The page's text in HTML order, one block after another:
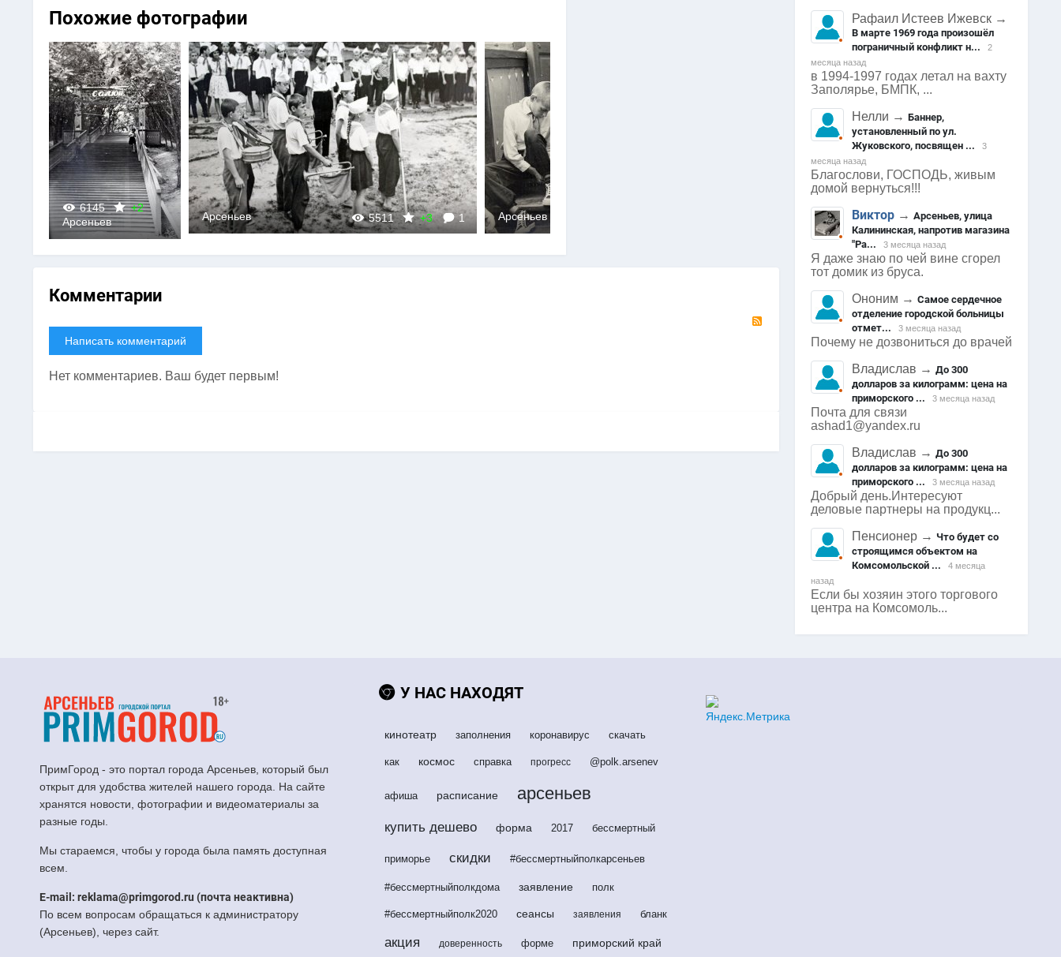
Похожие фотографии
6145
+2
0
Арсеньев 5511 +3 1
Арсеньев Арсеньев 4431
Арсеньев
Комментарии
Написать комментарий
Нет комментариев. Ваш будет первым!
Рафаил Истеев Ижевск →
В марте 1969 года произошёл
пограничный конфликт н...
2
месяца назад
в 1994-1997 годах летал на вахту
Заполярье, БМПК, ...
Нелли →Баннер,
установленный по ул.
Жуковского, посвящен ...
3
месяца назад
Благослови, ГОСПОДЬ, живым
домой вернуться!!!
Виктор →Арсеньев, улица
Калининская, напротив магазина
"Ра...
3 месяца назад
Я даже знаю по чей вине сгорел
тот домик из бруса.
Ононим →Самое сердечное
отделение городской больницы
отмет...
3 месяца назад
Почему не дозвониться до врачей
Владислав →До 300
долларов за килограмм: цена на
приморского ...
3 месяца назад
Почта для связи
ashad1@yandex.ru
Владислав →До 300
долларов за килограмм: цена на
приморского ...
3 месяца назад
Добрый день.Интересуют
деловые партнеры на продукц...
Пенсионер →Что будет со
строящимся объектом на
Комсомольской ...
4 месяца
назад
Если бы хозяин этого торгового
центра на Комсомоль...
ПримГород - это портал города Арсеньев, который был
открыт для удобства жителей нашего города. На сайте
хранятся новости, фотографии и видеоматериалы за
разные годы.
Мы стараемся, чтобы у города была память доступная
всем.
E-mail: reklama@primgorod.ru (почта неактивна)
По всем вопросам обращаться к администратору
(Арсеньев), через сайт.
У НАС НАХОДЯТ
кинотеатр заполнения коронавирус скачать
как космос справка прогресс @polk.arsenev
афиша расписание арсеньев
купить дешево форма 2017 бессмертный
приморье скидки #бессмертныйполкарсеньев
#бессмертныйполкдома заявление полк
#бессмертныйполк2020 сеансы заявления бланк
акция доверенность форме приморский край